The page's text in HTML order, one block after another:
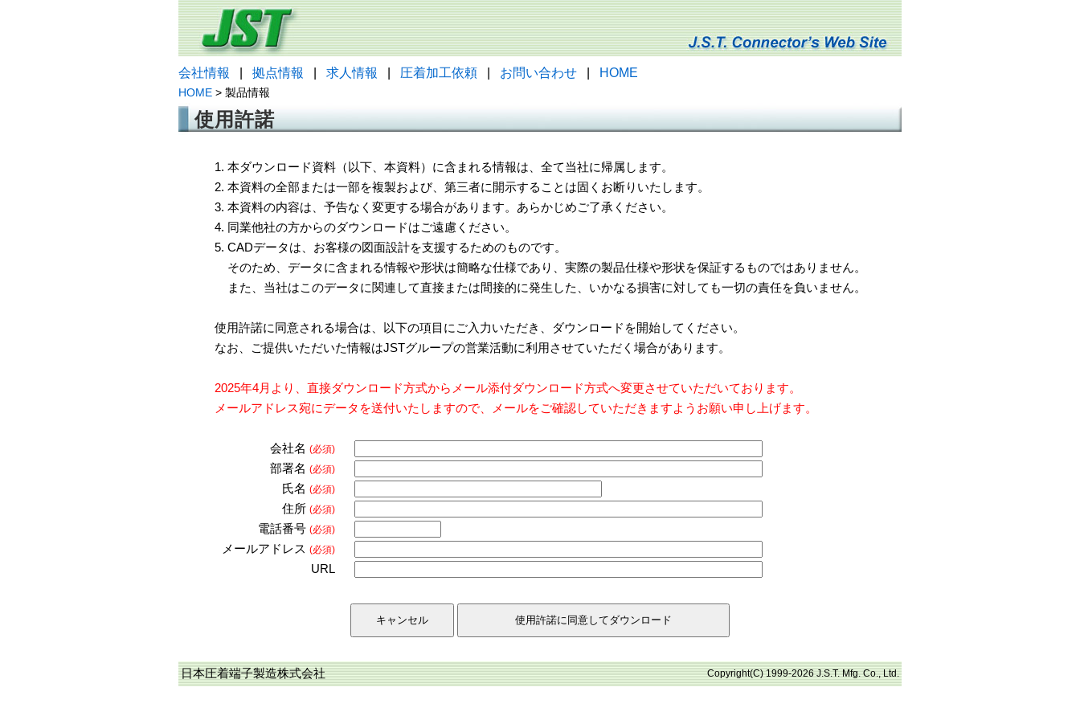
会社情報 拠点情報 求人情報 圧着加工依頼 お問い合わせ HOME
HOME > 製品情報
使用許諾
1. 本ダウンロード資料（以下、本資料）に含まれる情報は、全て当社に帰属します。
2. 本資料の全部または一部を複製および、第三者に開示することは固くお断りいたします。
3. 本資料の内容は、予告なく変更する場合があります。あらかじめご了承ください。
4. 同業他社の方からのダウンロードはご遠慮ください。
5. CADデータは、お客様の図面設計を支援するためのものです。
そのため、データに含まれる情報や形状は簡略な仕様であり、実際の製品仕様や形状を保証するものではありません。
また、当社はこのデータに関連して直接または間接的に発生した、いかなる損害に対しても一切の責任を負いません。
使用許諾に同意される場合は、以下の項目にご入力いただき、ダウンロードを開始してください。
なお、ご提供いただいた情報はJSTグループの営業活動に利用させていただく場合があります。
2025年4月より、直接ダウンロード方式からメール添付ダウンロード方式へ変更させていただいております。
メールアドレス宛にデータを送付いたしますので、メールをご確認していただきますようお願い申し上げます。
会社名 (必須)
部署名 (必須)
氏名 (必須)
住所 (必須)
電話番号 (必須)
メールアドレス (必須)
URL
日本圧着端子製造株式会社 Copyright(C) 1999-2026 J.S.T. Mfg. Co., Ltd.